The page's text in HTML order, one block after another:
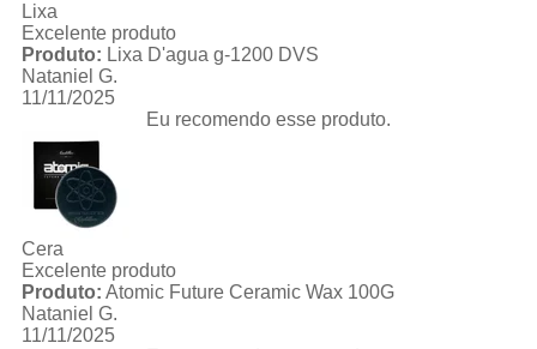
Lixa
Excelente produto
Produto: Lixa D'agua g-1200 DVS
Nataniel G.
11/11/2025
Eu recomendo esse produto.
Cera
Excelente produto
Produto: Atomic Future Ceramic Wax 100G
Nataniel G.
11/11/2025